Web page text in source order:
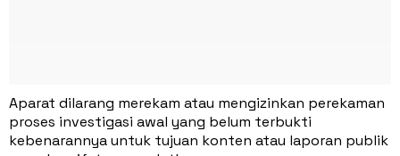
Aparat dilarang merekam atau mengizinkan perekaman
proses investigasi awal yang belum terbukti
kebenarannya untuk tujuan konten atau laporan publik